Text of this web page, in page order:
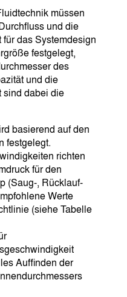
müssen
und die
das Systemdesign
festgelegt,
des
und die
sind dabei die
basierend auf den
festgelegt.
richten
für den
(Saug-, Rücklauf-
Werte
(siehe Tabelle
Auffinden der